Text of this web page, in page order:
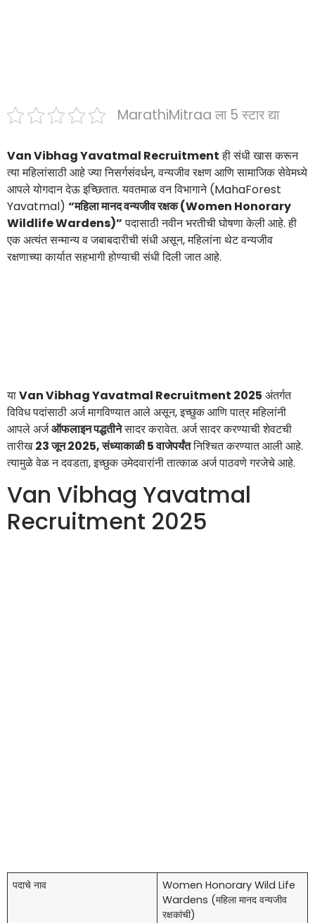
MarathiMitraa ला 5 स्टार द्या
Van Vibhag Yavatmal Recruitmentही संधी खास करून
त्या महिलांसाठी आहे ज्या निसर्गसंवर्धन, वन्यजीव रक्षण आणि सामाजिक सेवेमध्ये
आपले योगदान देऊ इच्छितात. यवतमाळ वन विभागाने (MahaForest
Yavatmal) “महिला मानद वन्यजीव रक्षक (Women Honorary
Wildlife Wardens)”पदासाठी नवीन भरतीची घोषणा केली आहे. ही
एक अत्यंत सन्मान्य व जबाबदारीची संधी असून, महिलांना थेट वन्यजीव
रक्षणाच्या कार्यात सहभागी होण्याची संधी दिली जात आहे.
याVan Vibhag Yavatmal Recruitment 2025 अंतर्गत
विविध पदांसाठी अर्ज मागविण्यात आले असून, इच्छुक आणि पात्र महिलांनी
आपले अर्जऑफलाइन पद्धतीनेसादर करावेत. अर्ज सादर करण्याची शेवटची
तारीख23 जून 2025, संध्याकाळी 5 वाजेपर्यंतनिश्चित करण्यात आली आहे.
त्यामुळे वेळ न दवडता, इच्छुक उमेदवारांनी तात्काळ अर्ज पाठवणे गरजेचे आहे.
Van Vibhag Yavatmal
Recruitment 2025
पदाचे नाव
Women Honorary Wild Life
Wardens (महिला मानद वन्यजीव
रक्षकांची)